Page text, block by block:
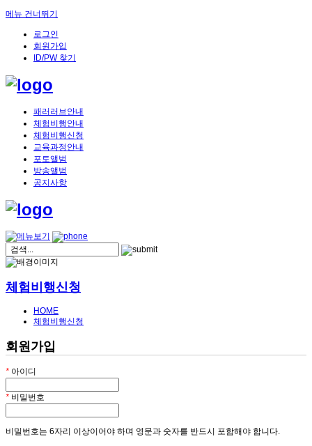
메뉴 건너뛰기
로그인
회원가입
ID/PW 찾기
패러러브안내
체험비행안내
체험비행신청
교육과정안내
포토앨범
방송앨범
공지사항
체험비행신청
HOME
체험비행신청
회원가입
* 아이디
* 비밀번호
비밀번호는 6자리 이상이어야 하며 영문과 숫자를 반드시 포함해야 합니다.